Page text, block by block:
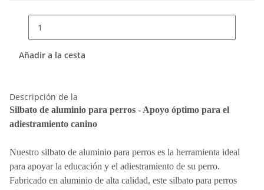
Añadir a la cesta
Descripción de la
Silbato de aluminio para perros - Apoyo óptimo para el
adiestramiento canino
Nuestro silbato de aluminio para perros es la herramienta ideal
para apoyar la educación y el adiestramiento de su perro.
Fabricado en aluminio de alta calidad, este silbato para perros